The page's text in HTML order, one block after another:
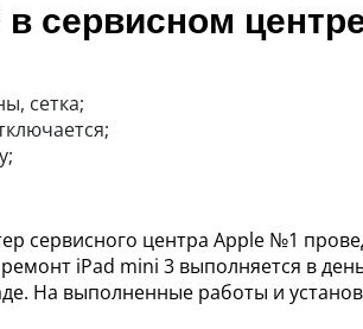
сервисном
сетка;
центра Apple №1
iPad mini 3 выполняется в
На выполненные работы и